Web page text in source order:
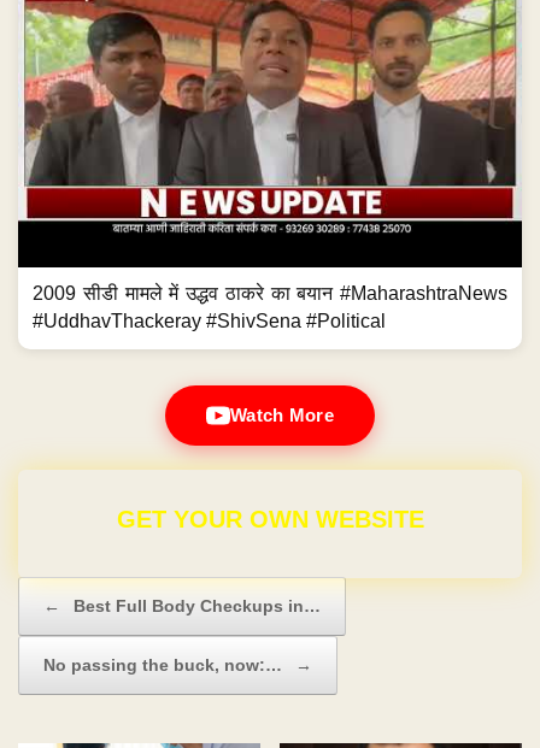
2009 सीडी मामले में उद्धव ठाकरे का बयान #MaharashtraNews
#UddhavThackeray #ShivSena #Political
Watch More
GET YOUR OWN WEBSITE
← Best Full Body Checkups in…
No passing the buck, now:… →